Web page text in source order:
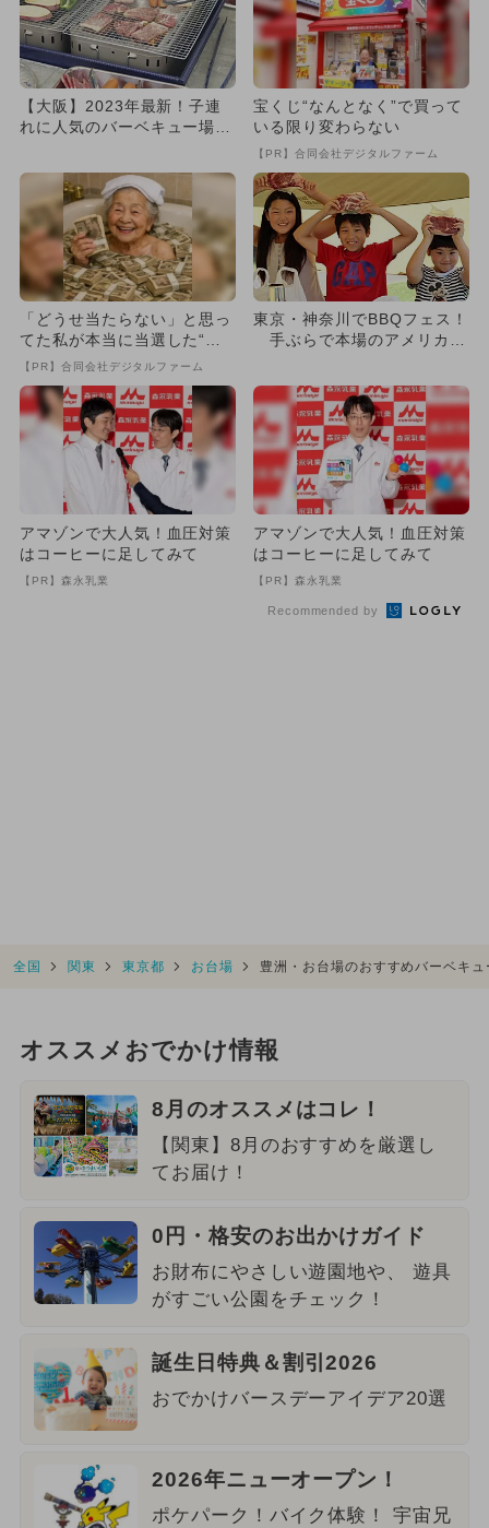
【大阪】2023年最新！子連
れに人気のバーベキュー場10
宝くじ“なんとなく”で買って
いる限り変わらない
【PR】合同会社デジタルファーム
「どうせ当たらない」と思っ
てた私が本当に当選した“買
い方”がこれ
【PR】合同会社デジタルファーム
東京・神奈川でBBQフェス！
手ぶらで本場のアメリカ式
アマゾンで大人気！血圧対策
はコーヒーに足してみて
【PR】森永乳業
アマゾンで大人気！血圧対策
はコーヒーに足してみて
【PR】森永乳業
Recommended by
全国 関東 東京都 お台場 豊洲・お台場のおすすめバーベキ
オススメおでかけ情報
8月のオススメはコレ！
【関東】8月のおすすめを厳選し
てお届け！
0円・格安のお出かけガイド
お財布にやさしい遊園地や、 遊具
がすごい公園をチェック！
誕生日特典＆割引2026
おでかけバースデーアイデア20選
2026年ニューオープン！
ポケパーク！バイク体験！ 宇宙兄